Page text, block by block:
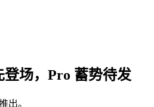
登场，Pro 蓄势待发
出。